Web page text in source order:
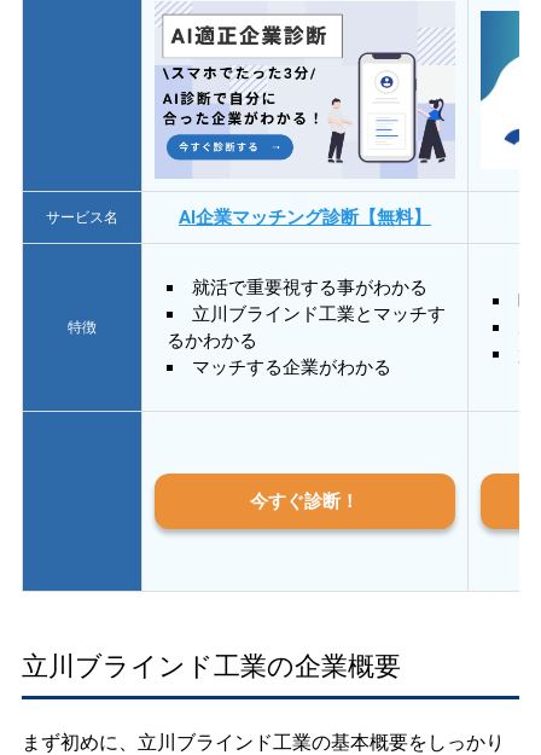
サービス名 AI企業マッチング診断【無料】
特徴
就活で重要視する事がわかる
立川ブラインド工業とマッチす
るかわかる
マッチする企業がわかる
質
今すぐ診断！
立川ブラインド工業の企業概要
まず初めに、立川ブラインド工業の基本概要をしっかり